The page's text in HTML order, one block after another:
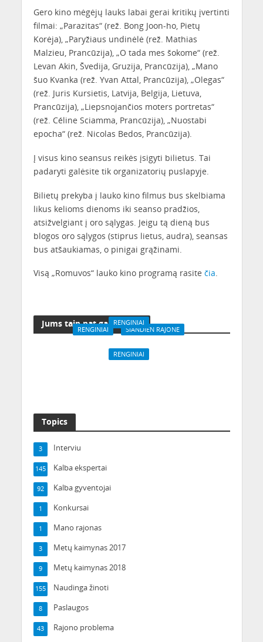
Gero kino mėgėjų lauks labai gerai kritikų įvertinti
filmai: „Parazitas“ (rež. Bong Joon-ho, Pietų
Korėja), „Paryžiaus undinėlė (rež. Mathias
Malzieu, Prancūzija), „O tada mes šokome“ (rež.
Levan Akin, Švedija, Gruzija, Prancūzija), „Mano
šuo Kvanka (rež. Yvan Attal, Prancūzija), „Olegas“
(rež. Juris Kursietis, Latvija, Belgija, Lietuva,
Prancūzija), „Liepsnojančios moters portretas“
(rež. Céline Sciamma, Prancūzija), „Nuostabi
epocha“ (rež. Nicolas Bedos, Prancūzija).
Į visus kino seansus reikės įsigyti bilietus. Tai
padaryti galėsite tik organizatorių puslapyje.
Bilietų prekyba į lauko kino filmus bus skelbiama
likus kelioms dienoms iki seanso pradžios,
atsižvelgiant į oro sąlygas. Jeigu tą dieną bus
blogos oro sąlygos (stiprus lietus, audra), seansas
bus atšaukiamas, o pinigai grąžinami.
Visą „Romuvos“ lauko kino programą rasite čia.
Jums taip pat gali patikti
RENGINIAI ŠIANDIEN RAJONE
Prasideda Gatvės
muzikos diena Kaune
RENGINIAI
Bendruomenės
platforma „Dainavos
kiemas“ kviečia
RENGINIAI
Topics
Interviu
3
Kalba ekspertai
145
Kalba gyventojai
92
Konkursai
1
Mano rajonas
1
Metų kaimynas 2017
3
Metų kaimynas 2018
9
Naudinga žinoti
155
Paslaugos
8
Rajono problema
43